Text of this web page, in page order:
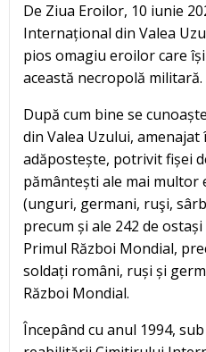
De Ziua Eroilor, 10 iunie
Internațional din Valea
pios omagiu eroilor care
această necropolă militară.
După cum bine se
din Valea Uzului, amenajat
adăpostește, potrivit fișei
pământești ale mai multor
(unguri, germani, ruşi,
precum și ale 242 de
Primul Război Mondial,
soldați români, ruși și
Război Mondial.
Începând cu anul 1994,